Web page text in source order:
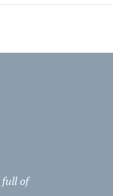
full of